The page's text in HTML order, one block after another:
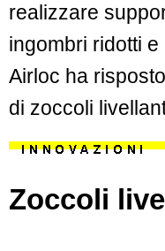
realizzare
ingombri ridotti
Airloc ha
di zoccoli
Zoccoli